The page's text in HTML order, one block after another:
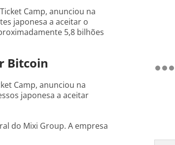
Camp, anunciou na
japonesa a aceitar o
5,8 bilhões
Bitcoin
Camp, anunciou na
japonesa a aceitar
do Mixi Group. A empresa